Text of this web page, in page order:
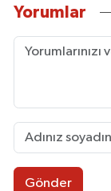
Yorumlar
Gönder